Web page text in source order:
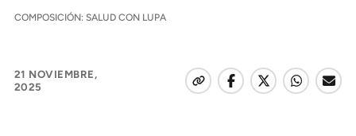
Pon tu lupa sobre lo
COMPOSICIÓN: SALUD CON LUPA
21 NOVIEMBRE,
2025